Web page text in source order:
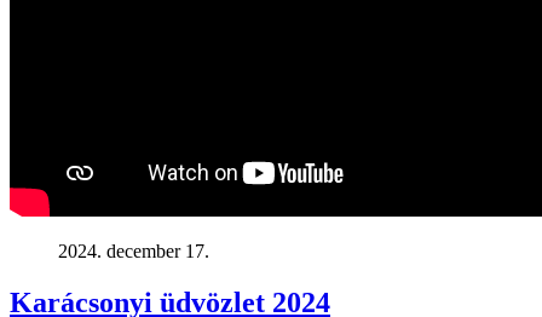
2024. december 17.
Karácsonyi üdvözlet 2024